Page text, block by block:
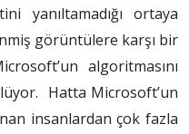
yanıltamadığı ortaya
görüntülere karşı bir
algoritmasını
Hatta Microsoft’un
insanlardan çok fazla